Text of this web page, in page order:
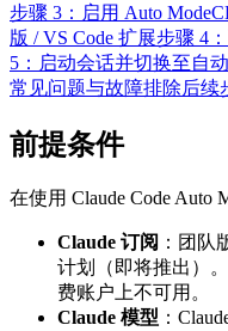
步骤 3：启用 Auto Mode
版 / VS Code 扩展步骤 4
5：启动会话并切换至自
常见问题与故障排除后续
前提条件
在使用 Claude Code Auto
Claude 订阅 ：团队
计划（即将推出）
费账户上不可用。
Claude 模型 ：